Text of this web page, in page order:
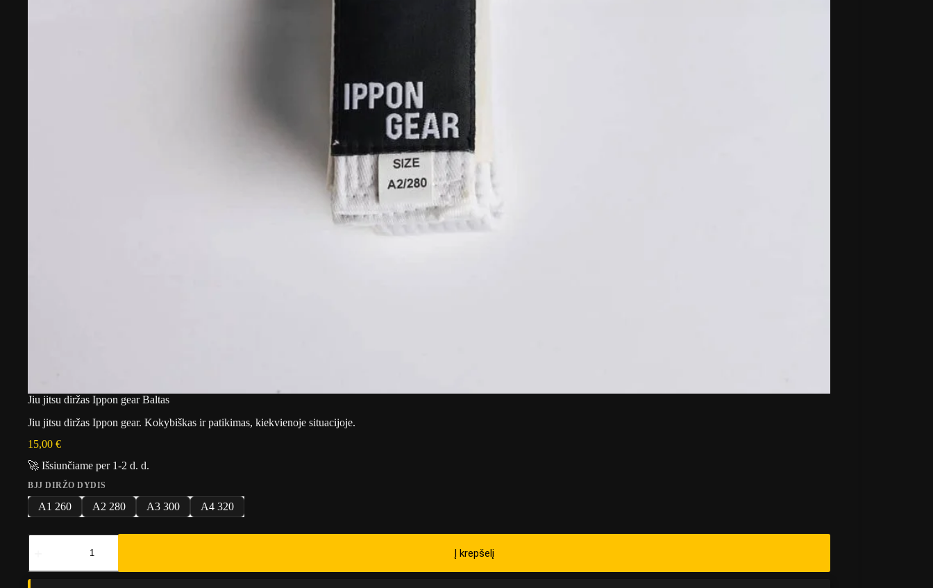
Jiu jitsu diržas Ippon gear Baltas
Jiu jitsu diržas Ippon gear. Kokybiškas ir patikimas, kiekvienoje situacijoje.
15,00 €
🚀 Išsiunčiame per 1-2 d. d.
BJJ DIRŽO DYDIS
A1 260 A2 280 A3 300 A4 320
produkto
jitsu
Į krepšelį